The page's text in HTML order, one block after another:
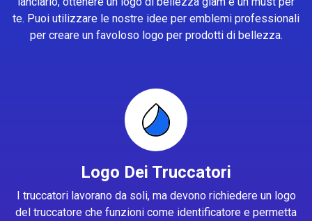
te. Puoi utilizzare le nostre idee per emblemi professionali
per creare un favoloso logo per prodotti di bellezza.
Logo Dei Truccatori
I truccatori lavorano da soli, ma devono richiedere un logo
del truccatore che funzioni come identificatore e permetta